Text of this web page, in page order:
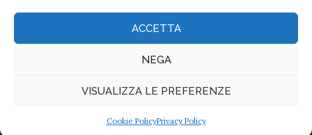
ACCETTA
NEGA
VISUALIZZA LE PREFERENZE
Cookie PolicyPrivacy Policy
Tel: 0481.80105 Privacy e Cookie Policy
BACK TO TOP